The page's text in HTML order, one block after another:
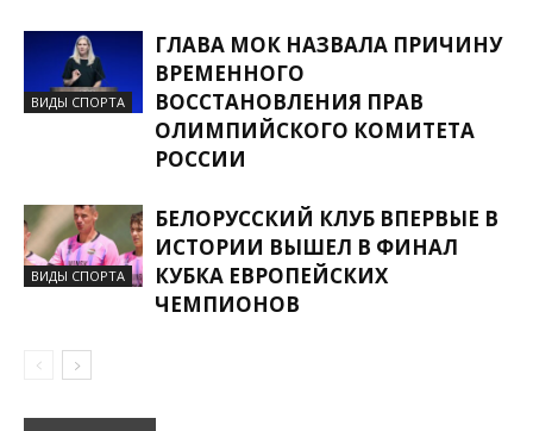
ВИДЫ СПОРТА
ГЛАВА МОК НАЗВАЛА ПРИЧИНУ
ВРЕМЕННОГО
ВОССТАНОВЛЕНИЯ ПРАВ
ОЛИМПИЙСКОГО КОМИТЕТА
РОССИИ
ВИДЫ СПОРТА
БЕЛОРУССКИЙ КЛУБ ВПЕРВЫЕ В
ИСТОРИИ ВЫШЕЛ В ФИНАЛ
КУБКА ЕВРОПЕЙСКИХ
ЧЕМПИОНОВ